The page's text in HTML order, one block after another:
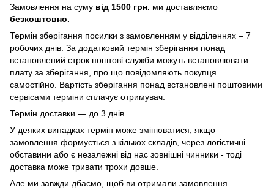
Замовлення на суму від 1500 грн. ми доставляємо
безкоштовно.
Термін зберігання посилки з замовленням у відділеннях – 7
робочих днів. За додатковий термін зберігання понад
встановлений строк поштові служби можуть встановлювати
плату за зберігання, про що повідомляють покупця
самостійно. Вартість зберігання понад вcтановлені поштовими
сервісами терміни сплачує отримувач.
Термін доставки — до 3 днів.
У деяких випадках термін може змінюватися, якщо
замовлення формується з кількох складів, через логістичні
обставини або є незалежні від нас зовнішні чинники - тоді
доставка може тривати трохи довше.
Але ми завжди дбаємо, щоб ви отримали замовлення